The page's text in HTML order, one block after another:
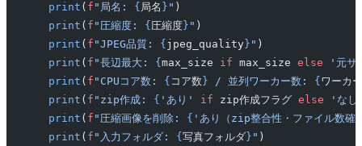
    print
( f "局名: { 局名 } " )
    print
( f "圧縮度: { 圧縮度 } " )
    print
( f "JPEG品質: { jpeg_quality } " )
    print
( f "長辺最大: { max_size if max_size else '元サ
    print
( f "CPUコア数: { コア数 } / 並列ワーカー数: { ワーカ
    print
( f "zip作成: { 'あり' if zip作成フラグ else 'な
    print
( f "圧縮画像を削除: { 'あり（zip整合性・ファイル数確
    print
( f "入力フォルダ: { 写真フォルダ } " )